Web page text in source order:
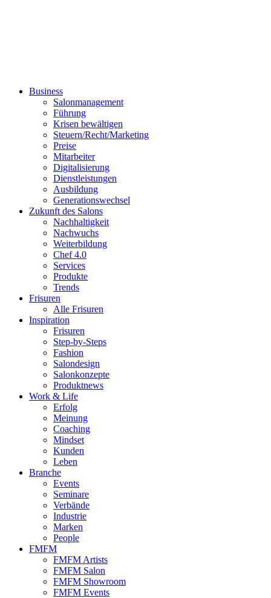
Business
Salonmanagement
Führung
Krisen bewältigen
Steuern/Recht/Marketing
Preise
Mitarbeiter
Digitalisierung
Dienstleistungen
Ausbildung
Generationswechsel
Zukunft des Salons
Nachhaltigkeit
Nachwuchs
Weiterbildung
Chef 4.0
Services
Produkte
Trends
Frisuren
Alle Frisuren
Inspiration
Frisuren
Step-by-Steps
Fashion
Salondesign
Salonkonzepte
Produktnews
Work & Life
Erfolg
Meinung
Coaching
Mindset
Kunden
Leben
Branche
Events
Seminare
Verbände
Industrie
Marken
People
FMFM
FMFM Artists
FMFM Salon
FMFM Showroom
FMFM Events